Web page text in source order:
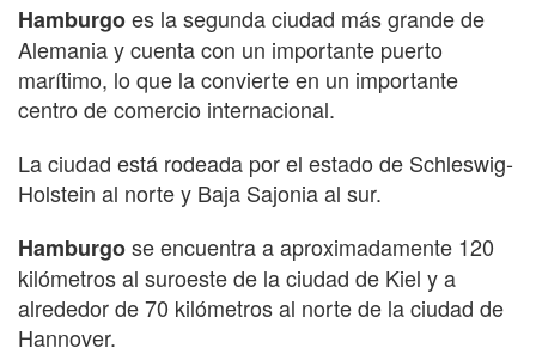
Hamburgoes la segunda ciudad más grande de
Alemania y cuenta con un importante puerto
marítimo, lo que la convierte en un importante
centro de comercio internacional.
La ciudad está rodeada por el estado de Schleswig-
Holstein al norte y Baja Sajonia al sur.
Hamburgose encuentra a aproximadamente 120
kilómetros al suroeste de la ciudad de Kiel y a
alrededor de 70 kilómetros al norte de la ciudad de
Hannover.